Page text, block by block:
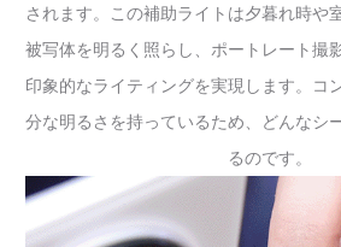
されます。この補助ライトは夕暮れ時や
被写体を明るく照らし、ポートレート撮
印象的なライティングを実現します。コ
分な明るさを持っているため、どんなシ
るのです。